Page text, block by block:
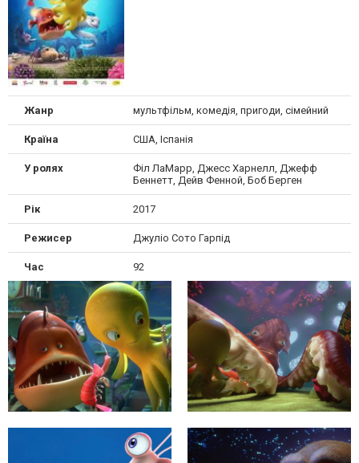
Жанр мультфільм, комедія, пригоди, сімейний
Країна США, Іспанія
У ролях
Філ ЛаМарр, Джесс Харнелл, Джефф
Беннетт, Дейв Фенной, Боб Берген
Рік 2017
Режисер Джуліо Сото Гарпід
Час 92